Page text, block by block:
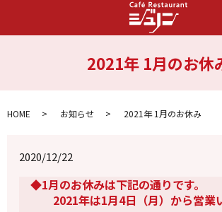
2021年 1月のお休
HOME お知らせ 2021年 1月のお休み
2020/12/22
◆1月のお休みは下記の通りです。
2021年は1月4日（月）から営業い